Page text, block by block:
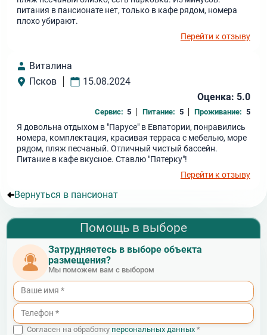
питания в пансионате нет, только в кафе рядом, номера
плохо убирают.
Перейти к отзыву
Виталина
Псков
15.08.2024
Оценка: 5.0
Сервис: 5 Питание: 5 Проживание: 5
Я довольна отдыхом в "Парусе" в Евпатории, понравились
номера, комплектация, красивая терраса с мебелью, море
рядом, пляж песчаный. Отличный чистый бассейн.
Питание в кафе вкусное. Ставлю "Пятерку"!
Перейти к отзыву
Вернуться в пансионат
Помощь в выборе
Затрудняетесь в выборе объекта
размещения?
Мы поможем вам с выбором
Согласен на обработку персональных данных *